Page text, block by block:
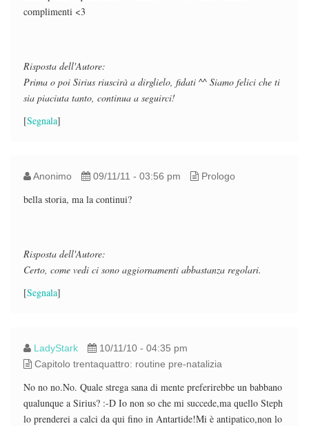
complimenti <3
Risposta dell'Autore:
Prima o poi Sirius riuscirà a dirglielo, fidati ^^ Siamo felici che ti
sia piaciuta tanto, continua a seguirci!
[Segnala]
Anonimo 09/11/11 - 03:56 pm Prologo
bella storia, ma la continui?
Risposta dell'Autore:
Certo, come vedi ci sono aggiornamenti abbastanza regolari.
[Segnala]
LadyStark
10/11/10 - 04:35 pm
Capitolo trentaquattro: routine pre-natalizia
No no no.No. Quale strega sana di mente preferirebbe un babbano
qualunque a Sirius? :-D Io non so che mi succede,ma quello Steph
lo prenderei a calci da qui fino in Antartide!Mi è antipatico,non lo